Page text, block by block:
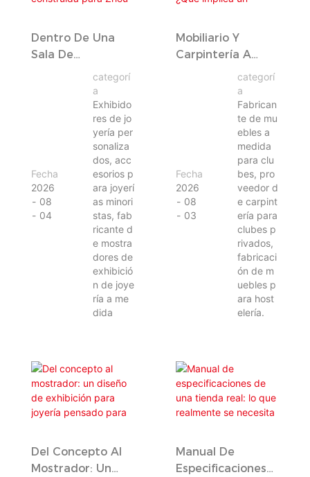
Dentro De Una
Sala De
Exposición De
Personalizada
Construida Para
Zhou Liu Fu.
Fecha
2026
08
04
categorí
a
Exhibido
res de jo
yería per
sonaliza
dos, acc
esorios p
ara joyerí
as minori
stas, fab
ricante d
e mostra
dores de
exhibició
n de joye
ría a me
dida
Mobiliario Y
Carpintería A
Clubes Privados:
¿Qué Implica Un
Equipamiento
Fecha
2026
08
03
categorí
a
Fabrican
te de mu
ebles a
medida
para clu
bes, pro
veedor d
e carpint
ería para
clubes p
rivados,
fabricaci
ón de m
uebles p
ara host
elería.
Del Concepto Al
Mostrador: Un
Manual De
Especificaciones